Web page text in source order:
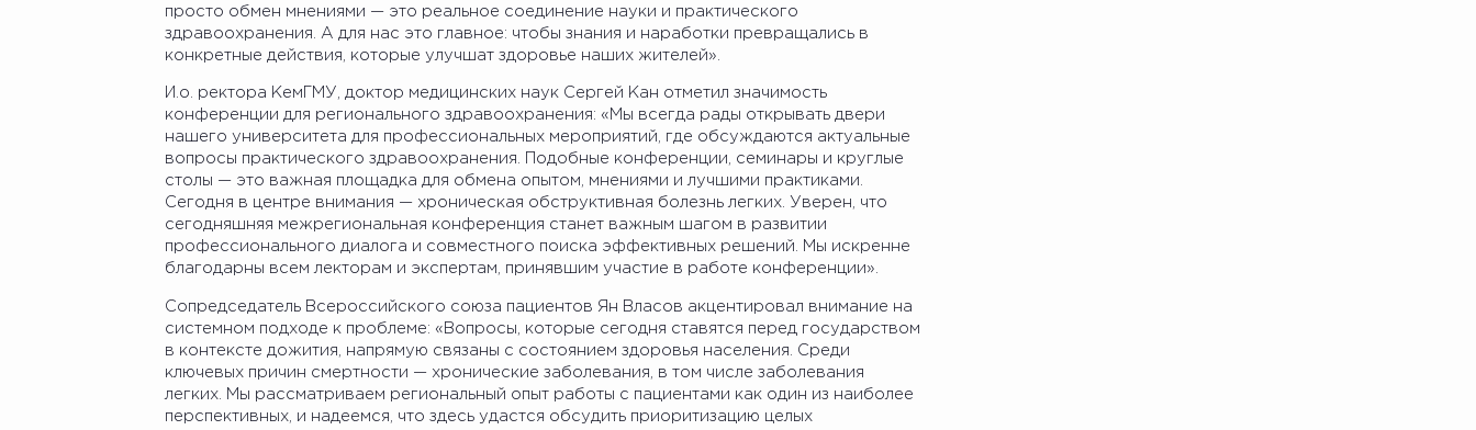
просто обмен мнениями — это реальное соединение науки и практического
здравоохранения. А для нас это главное: чтобы знания и наработки превращались в
конкретные действия, которые улучшат здоровье наших жителей».
И.о. ректора КемГМУ, доктор медицинских наук Сергей Кан отметил значимость
конференции для регионального здравоохранения: «Мы всегда рады открывать двери
нашего университета для профессиональных мероприятий, где обсуждаются актуальные
вопросы практического здравоохранения. Подобные конференции, семинары и круглые
столы — это важная площадка для обмена опытом, мнениями и лучшими практиками.
Сегодня в центре внимания — хроническая обструктивная болезнь легких. Уверен, что
сегодняшняя межрегиональная конференция станет важным шагом в развитии
профессионального диалога и совместного поиска эффективных решений. Мы искренне
благодарны всем лекторам и экспертам, принявшим участие в работе конференции».
Сопредседатель Всероссийского союза пациентов Ян Власов акцентировал внимание на
системном подходе к проблеме: «Вопросы, которые сегодня ставятся перед государством
в контексте дожития, напрямую связаны с состоянием здоровья населения. Среди
ключевых причин смертности — хронические заболевания, в том числе заболевания
легких. Мы рассматриваем региональный опыт работы с пациентами как один из наиболее
перспективных, и надеемся, что здесь удастся обсудить приоритизацию целых